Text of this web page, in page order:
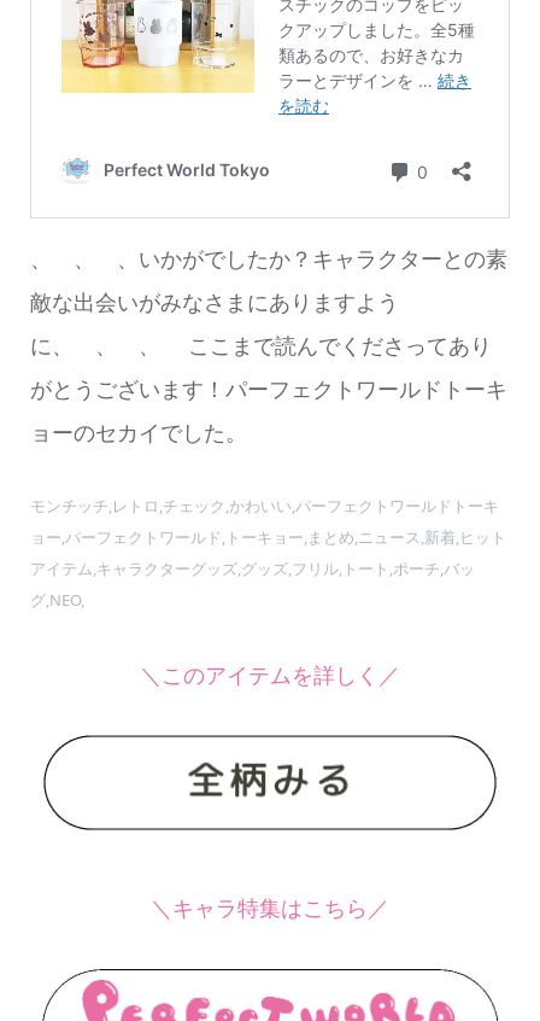
、 、 、いかがでしたか？キャラクターとの素
敵な出会いがみなさまにありますよう
に、 、 、 ここまで読んでくださってあり
がとうございます！パーフェクトワールドトーキ
ョーのセカイでした。
モンチッチ,レトロ,チェック,かわいい,パーフェクトワールドトーキ
ョー,パーフェクトワールド,トーキョー,まとめ,ニュース,新着,ヒット
アイテム,キャラクターグッズ,グッズ,フリル,トート,ポーチ,バッ
グ,NEO,
＼このアイテムを詳しく／
＼キャラ特集はこちら／